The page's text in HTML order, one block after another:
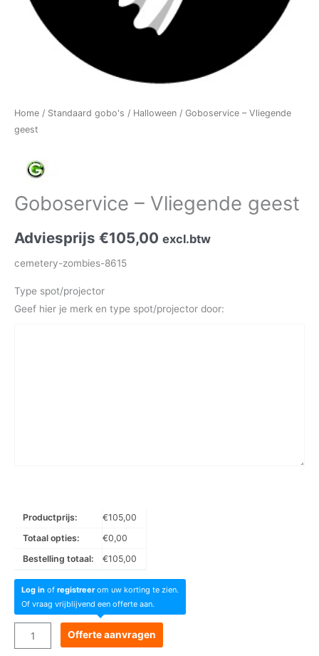
Home / Standaard gobo's / Halloween / Goboservice – Vliegende
geest
Goboservice – Vliegende geest
Adviesprijs €105,00 excl.btw
cemetery-zombies-8615
Type spot/projector
Geef hier je merk en type spot/projector door:
Productprijs: €105,00
Totaal opties:
€0,00
Bestelling totaal:
€105,00
Log in of registreerom uw korting te zien.
Of vraag vrijblijvend een offerte aan.
Goboservice
-
Offerte aanvragen